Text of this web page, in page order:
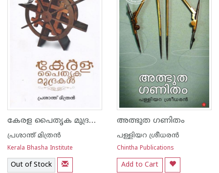
കേരള പൈതൃക മുദ്രകള്‍
പ്രശാന്ത് മിത്രന്‍
Kerala Bhasha Institute
Out of Stock
അത്ഭുത ഗണിതം
പള്ളിയറ ശ്രീധര‌ന്‍
Chintha Publications
Add to Cart